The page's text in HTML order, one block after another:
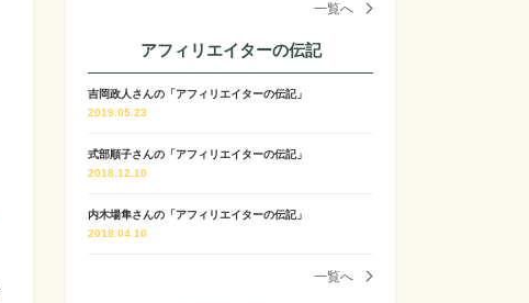
一覧へ
アフィリエイターの伝記
吉岡政人さんの「アフィリエイターの伝記」
2019.05.23
式部順子さんの「アフィリエイターの伝記」
2018.12.10
内木場隼さんの「アフィリエイターの伝記」
2018.04.10
一覧へ